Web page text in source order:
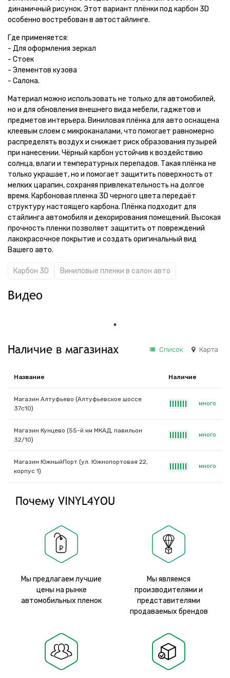
динамичный рисунок. Этот вариант плёнки под карбон 3D
особенно востребован в автостайлинге.
Где применяется:
- Для оформления зеркал
- Стоек
- Элементов кузова
- Салона.
Материал можно использовать не только для автомобилей,
но и для обновления внешнего вида мебели, гаджетов и
предметов интерьера. Виниловая плёнка для авто оснащена
клеевым слоем с микроканалами, что помогает равномерно
распределять воздух и снижает риск образования пузырей
при нанесении. Чёрный карбон устойчив к воздействию
солнца, влаги и температурных перепадов. Такая плёнка не
только украшает, но и помогает защитить поверхность от
мелких царапин, сохраняя привлекательность на долгое
время. Карбоновая пленка 3D черного цвета передаёт
структуру настоящего карбона. Плёнка подходит для
стайлинга автомобиля и декорирования помещений. Высокая
прочность пленки позволяет защитить от повреждений
лакокрасочное покрытие и создать оригинальный вид
Вашего авто.
Карбон 3D Виниловые пленки в салон авто
Видео
Наличие в магазинах Список Карта
Название Наличие
Магазин Алтуфьево (Алтуфьевское шоссе
37с10)
много
Магазин Кунцево (55-й км МКАД, павильон
32/10)
много
Магазин ЮжныйПорт (ул. Южнопортовая 22,
корпус 1)
много
Почему VINYL4YOU
Мы предлагаем лучшие
цены на рынке
автомобильных пленок
Мы являемся
производителями и
представителями
продаваемых брендов